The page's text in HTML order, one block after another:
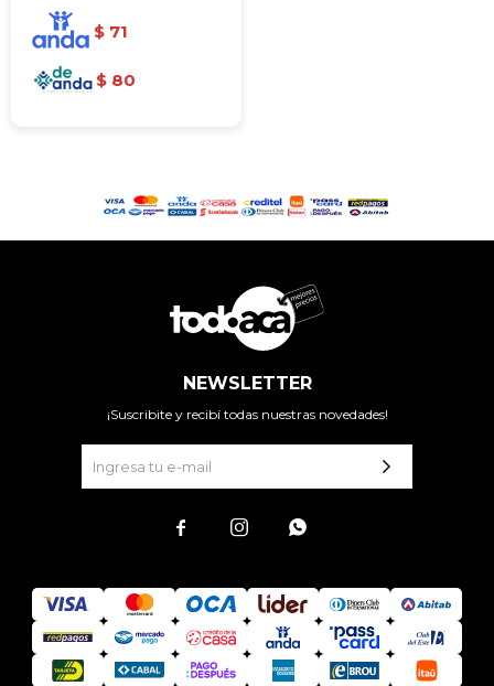
$ 71
$ 80
NEWSLETTER
¡Suscribite y recibí todas nuestras novedades!
  